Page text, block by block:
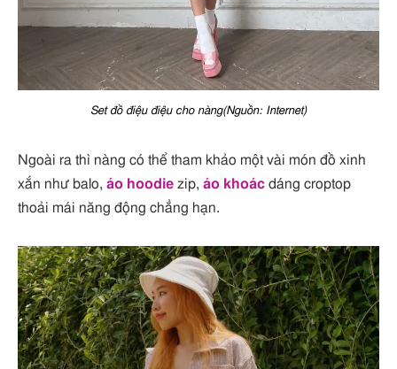
Set đồ điệu điệu cho nàng(Nguồn: Internet)
Ngoài ra thì nàng có thể tham khảo một vài món đồ xinh
xắn như balo, áo hoodie zip, áo khoác dáng croptop
thoải mái năng động chẳng hạn.